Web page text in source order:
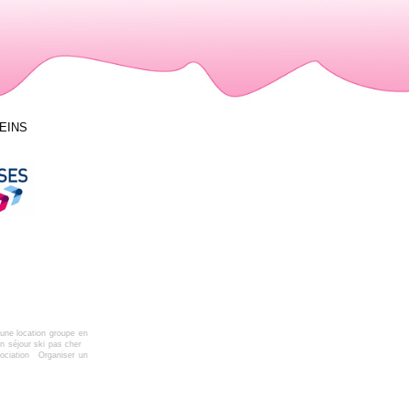
location groupe en
séjour ski pas cher
Organiser un